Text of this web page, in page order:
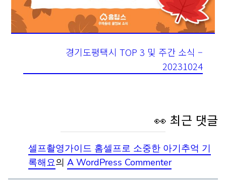
경기도평택시 TOP 3 및 주간 소식 –
20231024
👀 최근 댓글
셀프촬영가이드 홈셀프로 소중한 아기추억 기
록해요의 A WordPress Commenter